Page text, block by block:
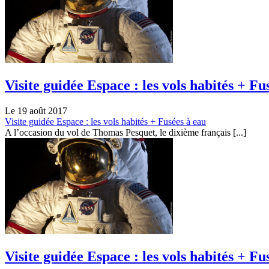
Visite guidée Espace : les vols habités +
Le 19 août 2017
Visite guidée Espace : les vols habités + Fusées à eau
A l’occasion du vol de Thomas Pesquet, le dixième français [...]
Visite guidée Espace : les vols habités +